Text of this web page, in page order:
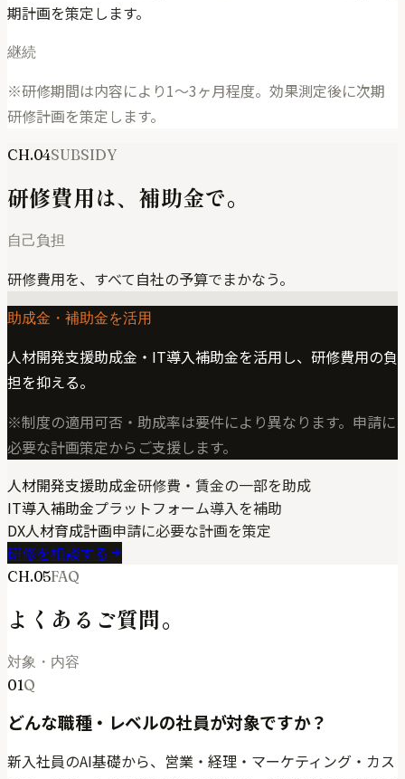
期計画を策定します。
継続
※研修期間は内容により1〜3ヶ月程度。効果測定後に次期
研修計画を策定します。
CH.04SUBSIDY
研修費用は、補助金で。
自己負担
研修費用を、すべて自社の予算でまかなう。
助成金・補助金を活用
人材開発支援助成金・IT導入補助金を活用し、研修費用の負
担を抑える。
※制度の適用可否・助成率は要件により異なります。申請に
必要な計画策定からご支援します。
人材開発支援助成金研修費・賃金の一部を助成
IT導入補助金プラットフォーム導入を補助
DX人材育成計画申請に必要な計画を策定
研修を相談する
CH.05FAQ
よくあるご質問。
対象・内容
01Q
どんな職種・レベルの社員が対象ですか？
新入社員のAI基礎から、営業・経理・マーケティング・カス